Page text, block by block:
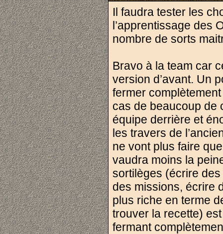
Il faudra tester les
l’apprentissage des
nombre de sorts
Bravo à la team car
version d’avant. Un
fermer
cas de beaucoup de
équipe derrière et
les travers de
ne vont plus faire
vaudra moins la
sortilèges (écrire
des missions, écrire
plus riche en terme
trouver la recette)
fermant